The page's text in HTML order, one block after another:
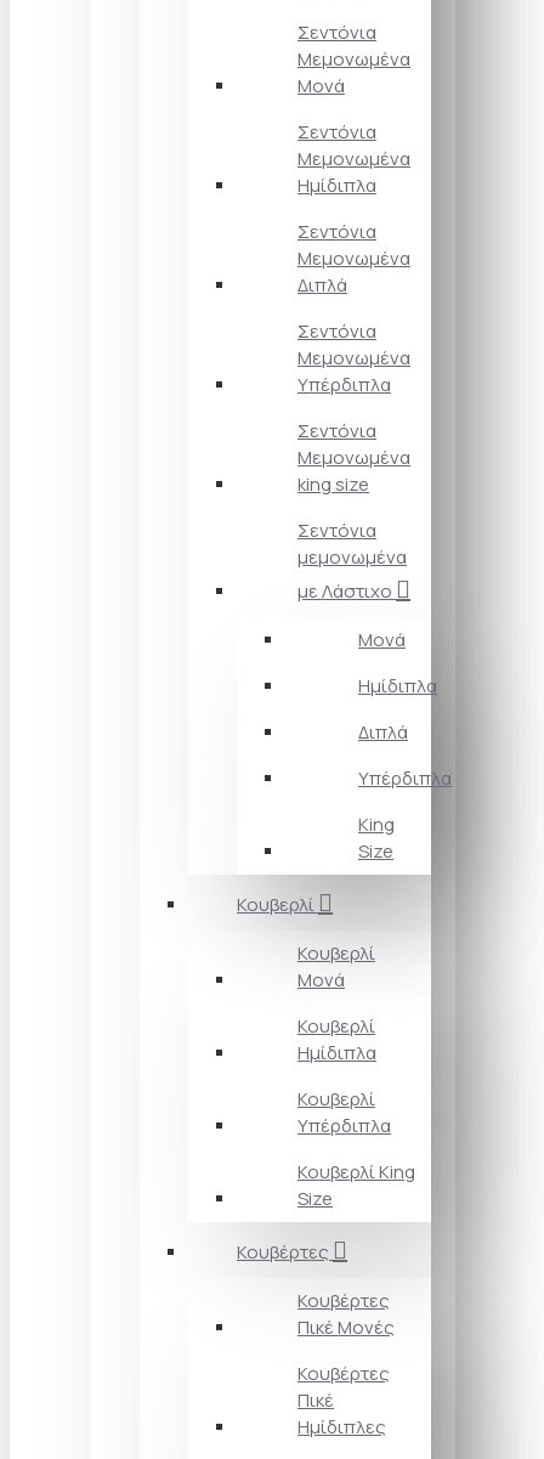
Σεντόνια
Μεμονωμένα
Μονά
Σεντόνια
Μεμονωμένα
Ημίδιπλα
Σεντόνια
Μεμονωμένα
Διπλά
Σεντόνια
Μεμονωμένα
Υπέρδιπλα
Σεντόνια
Μεμονωμένα
king size
Σεντόνια
μεμονωμένα
με Λάστιχο
Μονά
Ημίδιπλα
Διπλά
Υπέρδιπλα
King
Size
Κουβερλί
Κουβερλί
Μονά
Κουβερλί
Ημίδιπλα
Κουβερλί
Υπέρδιπλα
Κουβερλί King
Size
Κουβέρτες
Κουβέρτες
Πικέ Μονές
Κουβέρτες
Πικέ
Ημίδιπλες